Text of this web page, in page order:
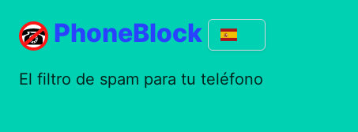
PhoneBlock
El filtro de spam para tu teléfono